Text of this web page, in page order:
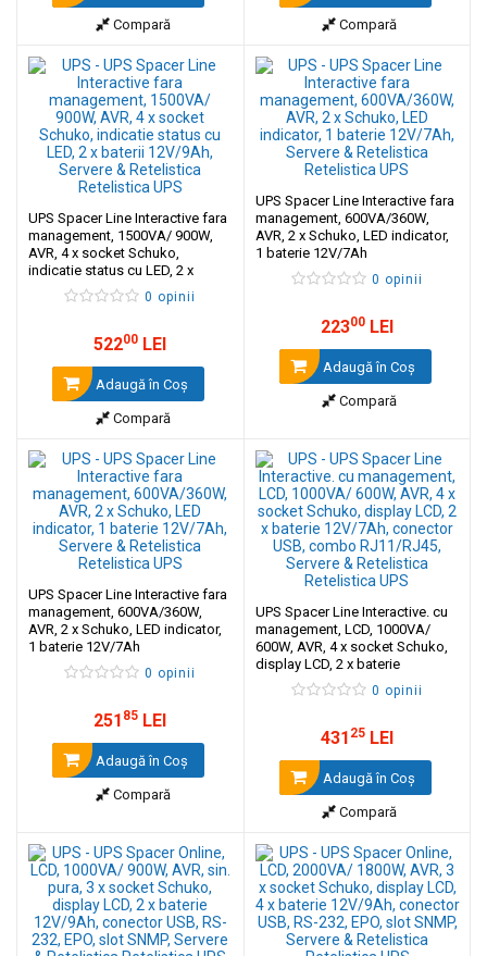
Compară Compară
UPS Spacer Line Interactive fara
management, 1500VA/ 900W,
AVR, 4 x socket Schuko,
indicatie status cu LED, 2 x
baterii 12V/9Ah
0 opinii
52200 LEI
Adaugă în Coş
Compară
UPS Spacer Line Interactive fara
management, 600VA/360W,
AVR, 2 x Schuko, LED indicator,
1 baterie 12V/7Ah
0 opinii
22300LEI
Adaugă în Coş
Compară
UPS Spacer Line Interactive fara
management, 600VA/360W,
AVR, 2 x Schuko, LED indicator,
1 baterie 12V/7Ah
0 opinii
251 85 LEI
Adaugă în Coş
Compară
UPS Spacer Line Interactive. cu
management, LCD, 1000VA/
600W, AVR, 4 x socket Schuko,
display LCD, 2 x baterie
12V/7Ah, conector USB, combo
RJ11/RJ45
0 opinii
431 25LEI
Adaugă în Coş
Compară